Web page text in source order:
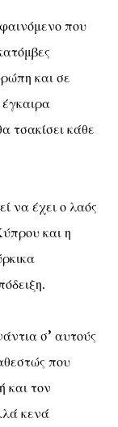
που
και σε
τσακίσει κάθε
να έχει ο λαός
και η
σ’ αυτούς
που
και τον
κενά